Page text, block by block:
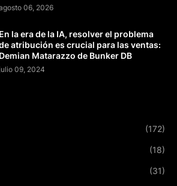
06, 2026
En la era de la IA, resolver el problema
atribución es crucial para las ventas:
Demian Matarazzo de Bunker DB
09, 2024
(172)
(18)
(31)